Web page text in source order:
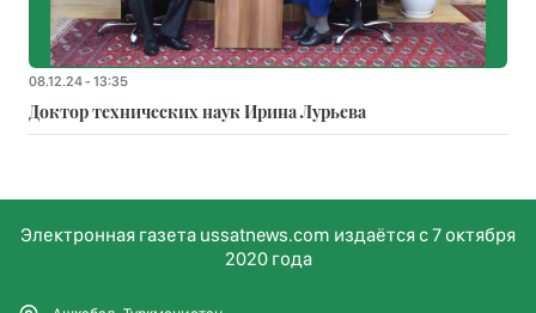
08.12.24 - 13:35
Доктор технических наук Ирина Лурьева
Электронная газета ussatnews.com издаётся с 7 октября
2020 года